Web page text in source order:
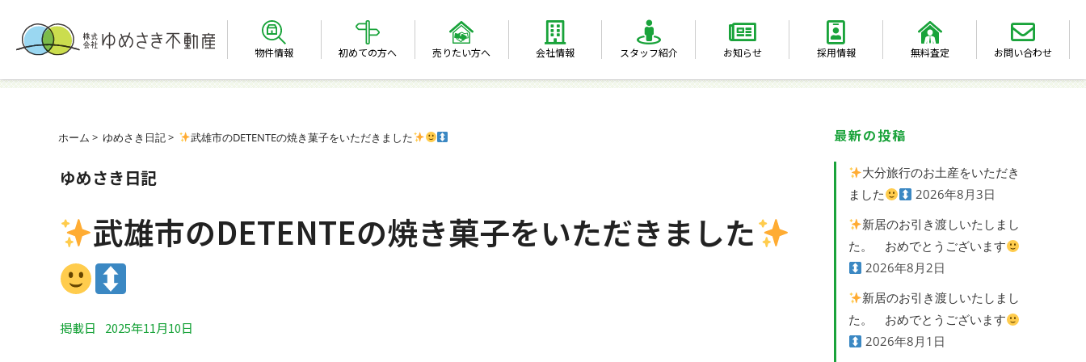
物件情報 初めての方へ 売りたい方へ 会社情報 スタッフ紹介 お知らせ 採用情報 無料査定 お問い合わせ
ホーム ゆめさき日記 武雄市のDETENTEの焼き菓子をいただきました
ゆめさき日記
武雄市のDETENTEの焼き菓子をいただきました
掲載日 2025年11月10日
最新の投稿
大分旅行のお土産をいただき
ました
2026年8月3日
新居のお引き渡しいたしまし
た。 おめでとうございます
2026年8月2日
新居のお引き渡しいたしまし
た。 おめでとうございます
2026年8月1日